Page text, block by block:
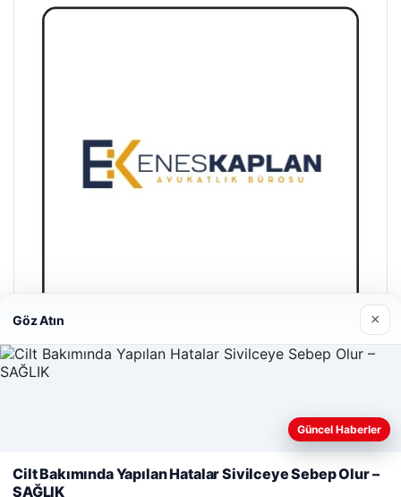
Enes Kaplan Avukatlık Bürosu
04/28/2026
Web sitemizi nasıl kullandığınızı daha iyi anlayabilmek,
kullanıyoruz.Çerez Politikamız
Göz Atın ×
Güncel Haberler
Cilt Bakımında Yapılan Hatalar Sivilceye Sebep Olur –
SAĞLIK